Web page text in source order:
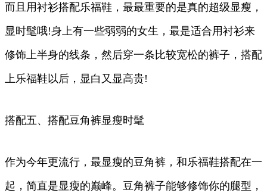
而且用衬衫搭配乐福鞋，最最重要的是真的超级显瘦，
显时髦哦!身上有一些弱弱的女生，最是适合用衬衫来
修饰上半身的线条，然后穿一条比较宽松的裤子，搭配
上乐福鞋以后，显白又显高贵!
搭配五、搭配豆角裤显瘦时髦
作为今年更流行，最显瘦的豆角裤，和乐福鞋搭配在一
起，简直是显瘦的巅峰。豆角裤子能够修饰你的腿型，